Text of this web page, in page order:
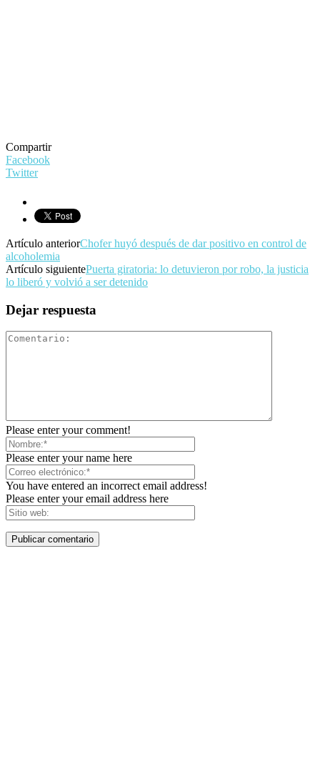
Compartir
Facebook
Twitter
Artículo anteriorChofer huyó después de dar positivo en control de
alcoholemia
Artículo siguientePuerta giratoria: lo detuvieron por robo, la justicia
lo liberó y volvió a ser detenido
Dejar respuesta
Please enter your comment!
Please enter your name here
You have entered an incorrect email address!
Please enter your email address here